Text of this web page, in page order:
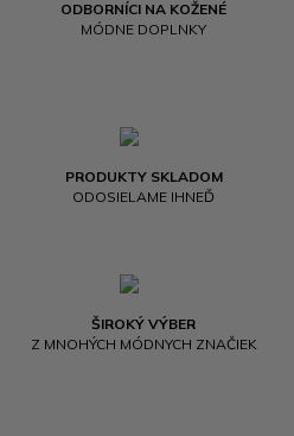
ODBORNÍCI NA KOŽENÉ
MÓDNE DOPLNKY
PRODUKTY SKLADOM
ODOSIELAME IHNEĎ
ŠIROKÝ VÝBER
Z MNOHÝCH MÓDNYCH ZNAČIEK